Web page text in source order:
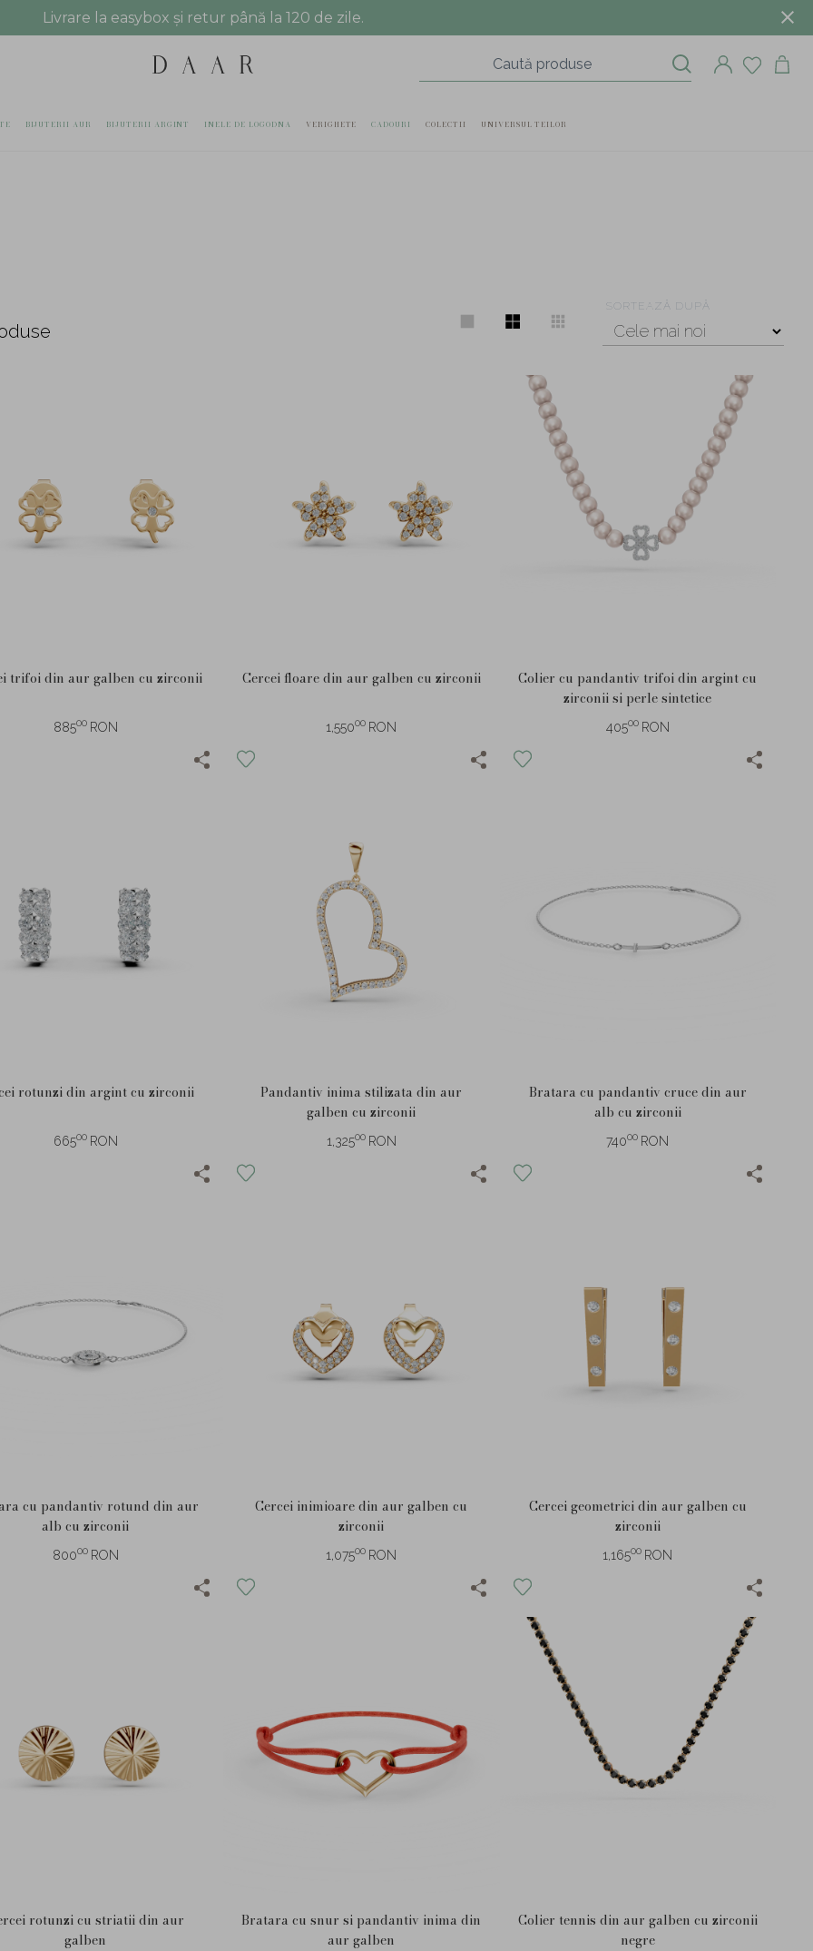
Livrare la easybox și retur până la 120 de zile.
BIJUTERII AUR BIJUTERII ARGINT INELE DE LOGODNA VERIGHETE CADOURI COLECTII UNIVERSUL TEILOR
SORTEAZĂ DUPĂ
trifoi din aur galben cu zirconii
88500 RON
Cercei floare din aur galben cu zirconii
1,55000 RON
Colier cu pandantiv trifoi din argint cu
zirconii si perle sintetice
40500 RON
rotunzi din argint cu zirconii
66500 RON
Pandantiv inima stilizata din aur
galben cu zirconii
1,32500 RON
Bratara cu pandantiv cruce din aur
alb cu zirconii
74000 RON
cu pandantiv rotund din aur
alb cu zirconii
80000 RON
Cercei inimioare din aur galben cu
zirconii
1,07500 RON
Cercei geometrici din aur galben cu
zirconii
1,16500 RON
rotunzi cu striatii din aur
galben
Bratara cu snur si pandantiv inima din
aur galben
Colier tennis din aur galben cu zirconii
negre